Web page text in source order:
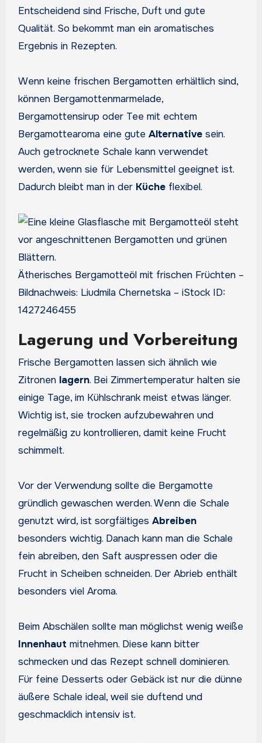
Entscheidend sind Frische, Duft und gute
Qualität. So bekommt man ein aromatisches
Ergebnis in Rezepten.
Wenn keine frischen Bergamotten erhältlich sind,
können Bergamottenmarmelade,
Bergamottensirup oder Tee mit echtem
Bergamottearoma eine gute Alternativesein.
Auch getrocknete Schale kann verwendet
werden, wenn sie für Lebensmittel geeignet ist.
Dadurch bleibt man in der Kücheflexibel.
Ätherisches Bergamotteöl mit frischen Früchten –
Bildnachweis: Liudmila Chernetska – iStock ID:
1427246455
Lagerung und Vorbereitung
Frische Bergamotten lassen sich ähnlich wie
Zitronen lagern. Bei Zimmertemperatur halten sie
einige Tage, im Kühlschrank meist etwas länger.
Wichtig ist, sie trocken aufzubewahren und
regelmäßig zu kontrollieren, damit keine Frucht
schimmelt.
Vor der Verwendung sollte die Bergamotte
gründlich gewaschen werden. Wenn die Schale
genutzt wird, ist sorgfältiges Abreiben
besonders wichtig. Danach kann man die Schale
fein abreiben, den Saft auspressen oder die
Frucht in Scheiben schneiden. Der Abrieb enthält
besonders viel Aroma.
Beim Abschälen sollte man möglichst wenig weiße
Innenhaut mitnehmen. Diese kann bitter
schmecken und das Rezept schnell dominieren.
Für feine Desserts oder Gebäck ist nur die dünne
äußere Schale ideal, weil sie duftend und
geschmacklich intensiv ist.